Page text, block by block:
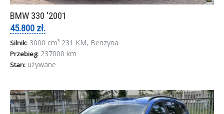
BMW 330 '2001
45.800 zł.
Silnik: 3000 cm³ 231 KM, Benzyna
Przebieg: 237000 km
Stan: używane